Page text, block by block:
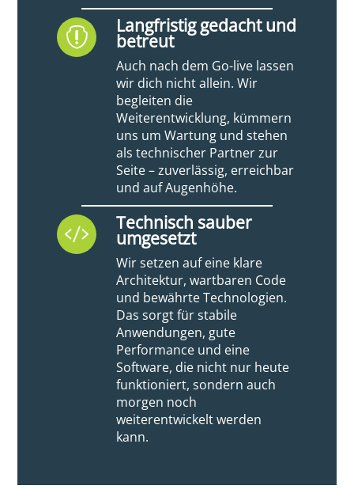
 Langfristig gedacht und
betreut
Auch nach dem Go-live lassen
wir dich nicht allein. Wir
begleiten die
Weiterentwicklung, kümmern
uns um Wartung und stehen
als technischer Partner zur
Seite – zuverlässig, erreichbar
und auf Augenhöhe.
 Technisch sauber
umgesetzt
Wir setzen auf eine klare
Architektur, wartbaren Code
und bewährte Technologien.
Das sorgt für stabile
Anwendungen, gute
Performance und eine
Software, die nicht nur heute
funktioniert, sondern auch
morgen noch
weiterentwickelt werden
kann.